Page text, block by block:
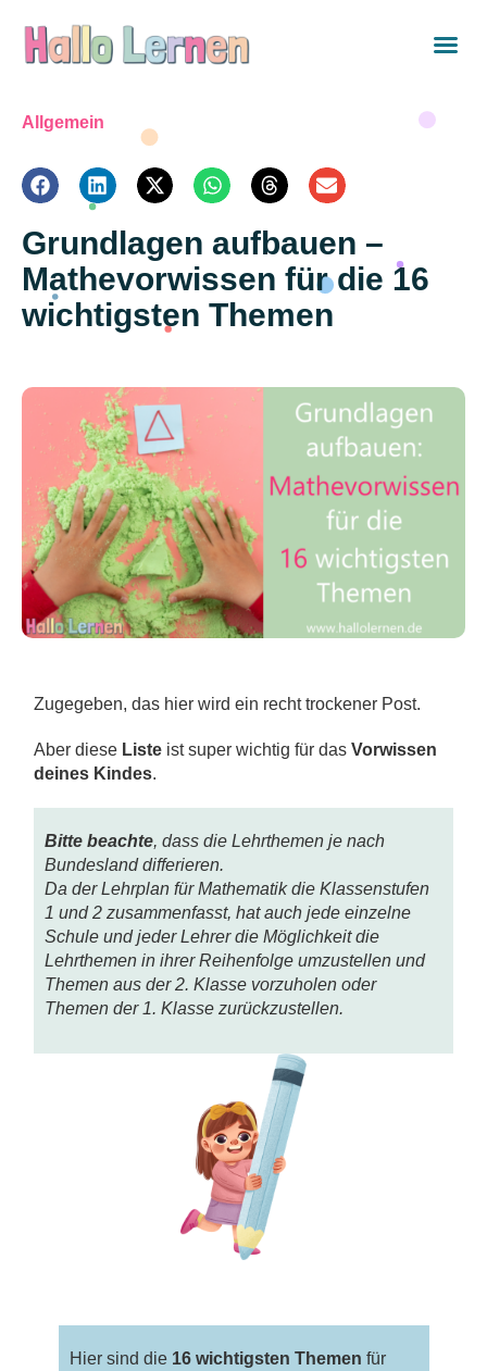
Allgemein
Grundlagen aufbauen –
Mathevorwissen für die 16
wichtigsten Themen
Zugegeben, das hier wird ein recht trockener Post.
Aber diese Liste ist super wichtig für dasVorwissen
deines Kindes.
Bitte beachte, dass die Lehrthemen je nach
Bundesland differieren.
Da der Lehrplan für Mathematik die Klassenstufen
1 und 2 zusammenfasst, hat auch jede einzelne
Schule und jeder Lehrer die Möglichkeit die
Lehrthemen in ihrer Reihenfolge umzustellen und
Themen aus der 2. Klasse vorzuholen oder
Themen der 1. Klasse zurückzustellen.
Hier sind die 16 wichtigsten Themen für